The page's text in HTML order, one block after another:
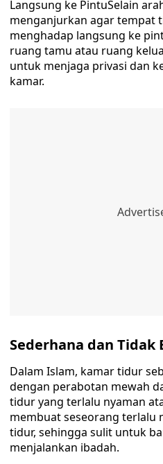
Langsung ke PintuSelain
menganjurkan agar tempat
menghadap langsung ke
ruang tamu atau ruang
untuk menjaga privasi dan
kamar.
Sederhana dan Tidak
Dalam Islam, kamar tidur
dengan perabotan mewah
tidur yang terlalu nyaman
membuat seseorang terlalu
tidur, sehingga sulit untuk
menjalankan ibadah.